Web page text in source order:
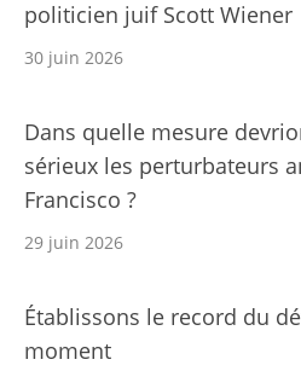
politicien juif Scott Wiener
30 juin 2026
Dans quelle mesure
sérieux les perturbateurs
Francisco ?
29 juin 2026
Établissons le record du
moment